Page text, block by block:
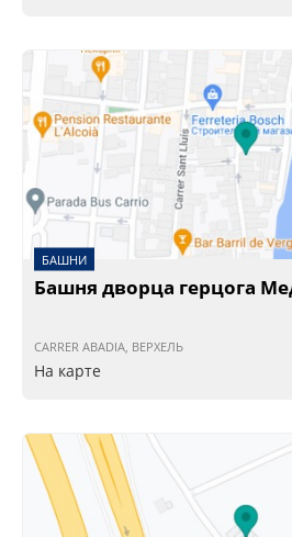
БАШНИ
Башня дворца герцога
CARRER ABADIA, ВЕРХЕЛЬ
На карте